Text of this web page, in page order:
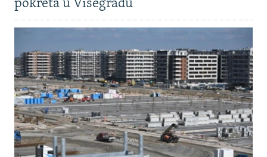
pokreta u Višegradu